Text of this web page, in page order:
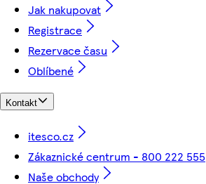
Jak nakupovat
Registrace
Rezervace času
Oblíbené
Kontakt
itesco.cz
Zákaznické centrum - 800 222 555
Naše obchody